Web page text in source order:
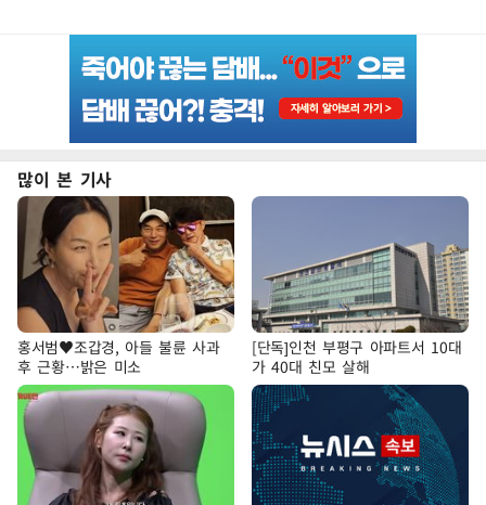
많이 본 기사
홍서범♥조갑경, 아들 불륜 사과
후 근황…밝은 미소
[단독]인천 부평구 아파트서 10대
가 40대 친모 살해